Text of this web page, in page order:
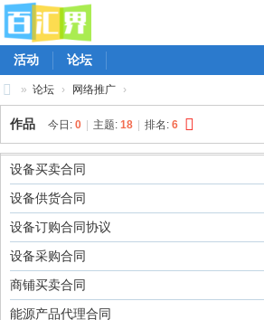
活动 论坛
百
汇
界
» 论坛 › 网络推广 ›
作品 今日: 0 主题: 18 排名: 6
设备买卖合同
设备供货合同
设备订购合同协议
设备采购合同
商铺买卖合同
能源产品代理合同